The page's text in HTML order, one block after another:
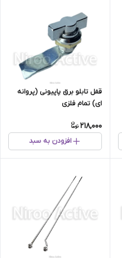
قفل تابلو برق پاپیونی (پروانه
ای) تمام فلزی
218,000
افزودن به سبد